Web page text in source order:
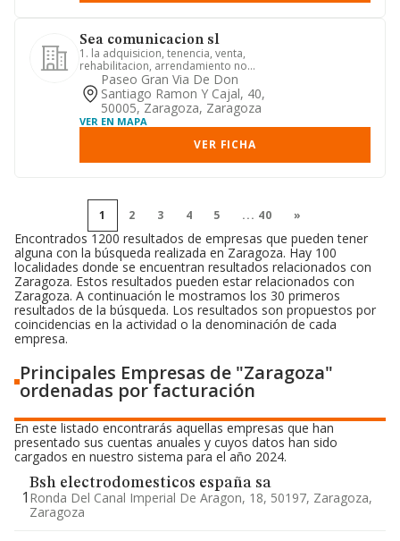
Sea comunicacion sl
1. la adquisicion, tenencia, venta,
rehabilitacion, arrendamiento no
financiero y explotacion, en c...
Paseo Gran Via De Don
Santiago Ramon Y Cajal, 40,
50005, Zaragoza, Zaragoza
VER EN MAPA
VER FICHA
1 2 3 4 5 ... 40 »
Encontrados 1200 resultados de empresas que pueden tener
alguna con la búsqueda realizada en Zaragoza. Hay 100
localidades donde se encuentran resultados relacionados con
Zaragoza. Estos resultados pueden estar relacionados con
Zaragoza. A continuación le mostramos los 30 primeros
resultados de la búsqueda. Los resultados son propuestos por
coincidencias en la actividad o la denominación de cada
empresa.
Principales Empresas de "Zaragoza"
ordenadas por facturación
En este listado encontrarás aquellas empresas que han
presentado sus cuentas anuales y cuyos datos han sido
cargados en nuestro sistema para el año 2024.
1
Bsh electrodomesticos españa sa
Ronda Del Canal Imperial De Aragon, 18, 50197, Zaragoza,
Zaragoza